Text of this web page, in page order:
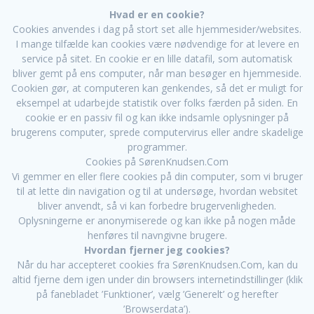
Hvad er en cookie?
Cookies anvendes i dag på stort set alle hjemmesider/websites.
I mange tilfælde kan cookies være nødvendige for at levere en
service på sitet. En cookie er en lille datafil, som automatisk
bliver gemt på ens computer, når man besøger en hjemmeside.
Cookien gør, at computeren kan genkendes, så det er muligt for
eksempel at udarbejde statistik over folks færden på siden. En
cookie er en passiv fil og kan ikke indsamle oplysninger på
brugerens computer, sprede computervirus eller andre skadelige
programmer.
Cookies på SørenKnudsen.Com
Vi gemmer en eller flere cookies på din computer, som vi bruger
til at lette din navigation og til at undersøge, hvordan websitet
bliver anvendt, så vi kan forbedre brugervenligheden.
Oplysningerne er anonymiserede og kan ikke på nogen måde
henføres til navngivne brugere.
Hvordan fjerner jeg cookies?
Når du har accepteret cookies fra SørenKnudsen.Com, kan du
altid fjerne dem igen under din browsers internetindstillinger (klik
på fanebladet ’Funktioner’, vælg ’Generelt’ og herefter
’Browserdata’).